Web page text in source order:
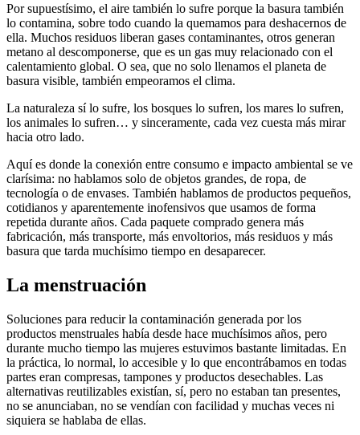
Por supuestísimo, el aire también lo sufre porque la basura también
lo contamina, sobre todo cuando la quemamos para deshacernos de
ella. Muchos residuos liberan gases contaminantes, otros generan
metano al descomponerse, que es un gas muy relacionado con el
calentamiento global. O sea, que no solo llenamos el planeta de
basura visible, también empeoramos el clima.
La naturaleza sí lo sufre, los bosques lo sufren, los mares lo sufren,
los animales lo sufren… y sinceramente, cada vez cuesta más mirar
hacia otro lado.
Aquí es donde la conexión entre consumo e impacto ambiental se ve
clarísima: no hablamos solo de objetos grandes, de ropa, de
tecnología o de envases. También hablamos de productos pequeños,
cotidianos y aparentemente inofensivos que usamos de forma
repetida durante años. Cada paquete comprado genera más
fabricación, más transporte, más envoltorios, más residuos y más
basura que tarda muchísimo tiempo en desaparecer.
La menstruación
Soluciones para reducir la contaminación generada por los
productos menstruales había desde hace muchísimos años, pero
durante mucho tiempo las mujeres estuvimos bastante limitadas. En
la práctica, lo normal, lo accesible y lo que encontrábamos en todas
partes eran compresas, tampones y productos desechables. Las
alternativas reutilizables existían, sí, pero no estaban tan presentes,
no se anunciaban, no se vendían con facilidad y muchas veces ni
siquiera se hablaba de ellas.